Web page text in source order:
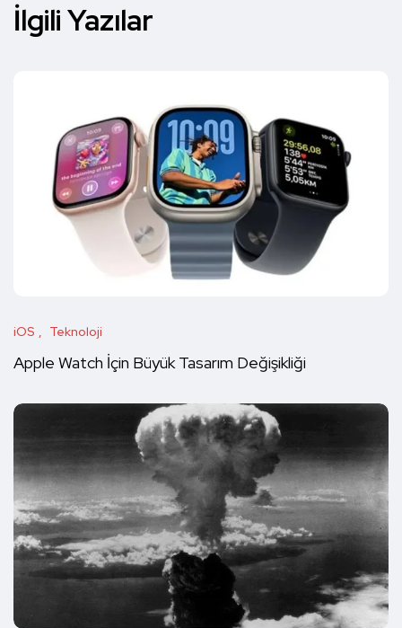
İlgili Yazılar
iOS Teknoloji
Apple Watch İçin Büyük Tasarım Değişikliği